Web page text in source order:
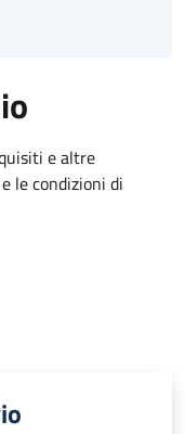
e altre
le condizioni di